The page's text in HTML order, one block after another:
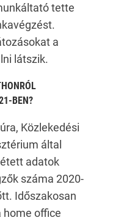
tette
a
látszik.
BEN?
Közlekedési
által
adatok
száma 2020-
Időszakosan
home office